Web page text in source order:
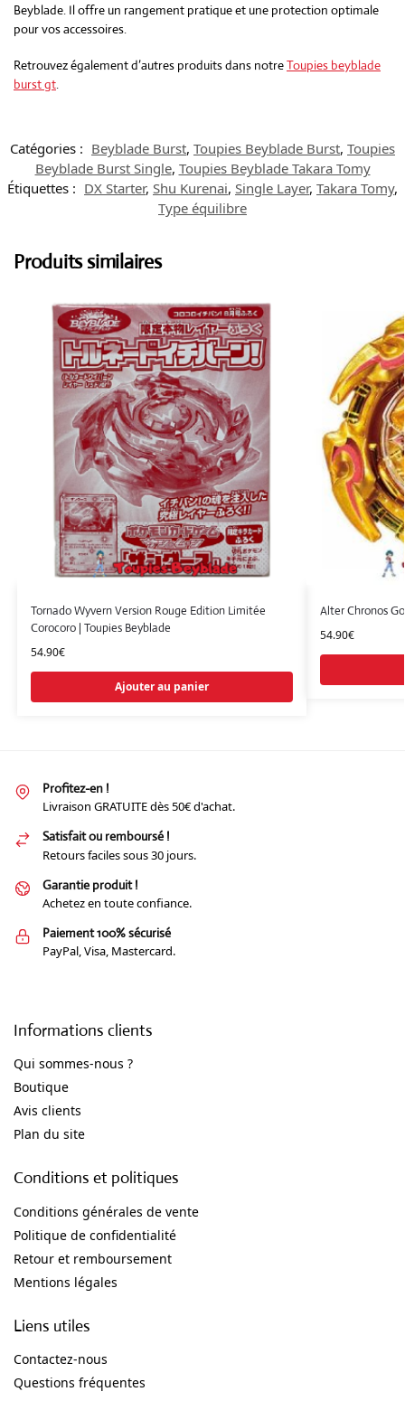
Beyblade. Il offre un rangement pratique et une protection optimale
pour vos accessoires.
Retrouvez également d’autres produits dans notreToupies beyblade
burst gt.
Catégories : Beyblade Burst, Toupies Beyblade Burst, Toupies
Beyblade Burst Single, Toupies Beyblade Takara Tomy
Étiquettes : DX Starter, Shu Kurenai, Single Layer, Takara Tomy,
Type équilibre
Produits similaires
Tornado Wyvern Version Rouge Edition Limitée
Corocoro | Toupies Beyblade
54.90€
Ajouter au panier
Alter Chronos
54.90€
Profitez-en !
Livraison GRATUITE dès 50€ d'achat.
Satisfait ou remboursé !
Retours faciles sous 30 jours.
Garantie produit !
Achetez en toute confiance.
Paiement 100% sécurisé
PayPal, Visa, Mastercard.
Informations clients
Qui sommes-nous ?
Boutique
Avis clients
Plan du site
Conditions et politiques
Conditions générales de vente
Politique de confidentialité
Retour et remboursement
Mentions légales
Liens utiles
Contactez-nous
Questions fréquentes